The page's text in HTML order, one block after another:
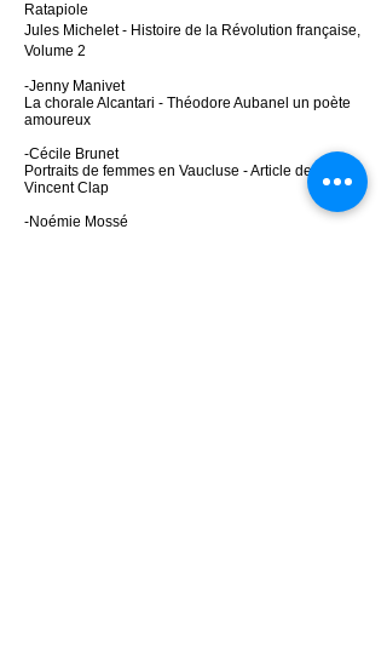
Ratapiole
Jules Michelet - Histoire de la Révolution française,
Volume 2
-Jenny Manivet
La chorale Alcantari - Théodore Aubanel un poète
amoureux
-Cécile Brunet
Portraits de femmes en Vaucluse - Article de
Vincent Clap
-Noémie Mossé